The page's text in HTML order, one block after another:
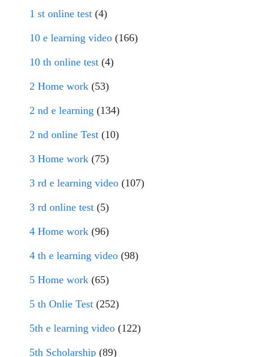
1 st online test (4)
10 e learning video (166)
10 th online test (4)
2 Home work (53)
2 nd e learning (134)
2 nd online Test (10)
3 Home work (75)
3 rd e learning video (107)
3 rd online test (5)
4 Home work (96)
4 th e learning video (98)
5 Home work (65)
5 th Onlie Test (252)
5th e learning video (122)
5th Scholarship (89)